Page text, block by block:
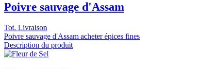
Poivre sauvage d'Assam
Tot. Livraison
Poivre sauvage d'Assam acheter épices fines
Description du produit